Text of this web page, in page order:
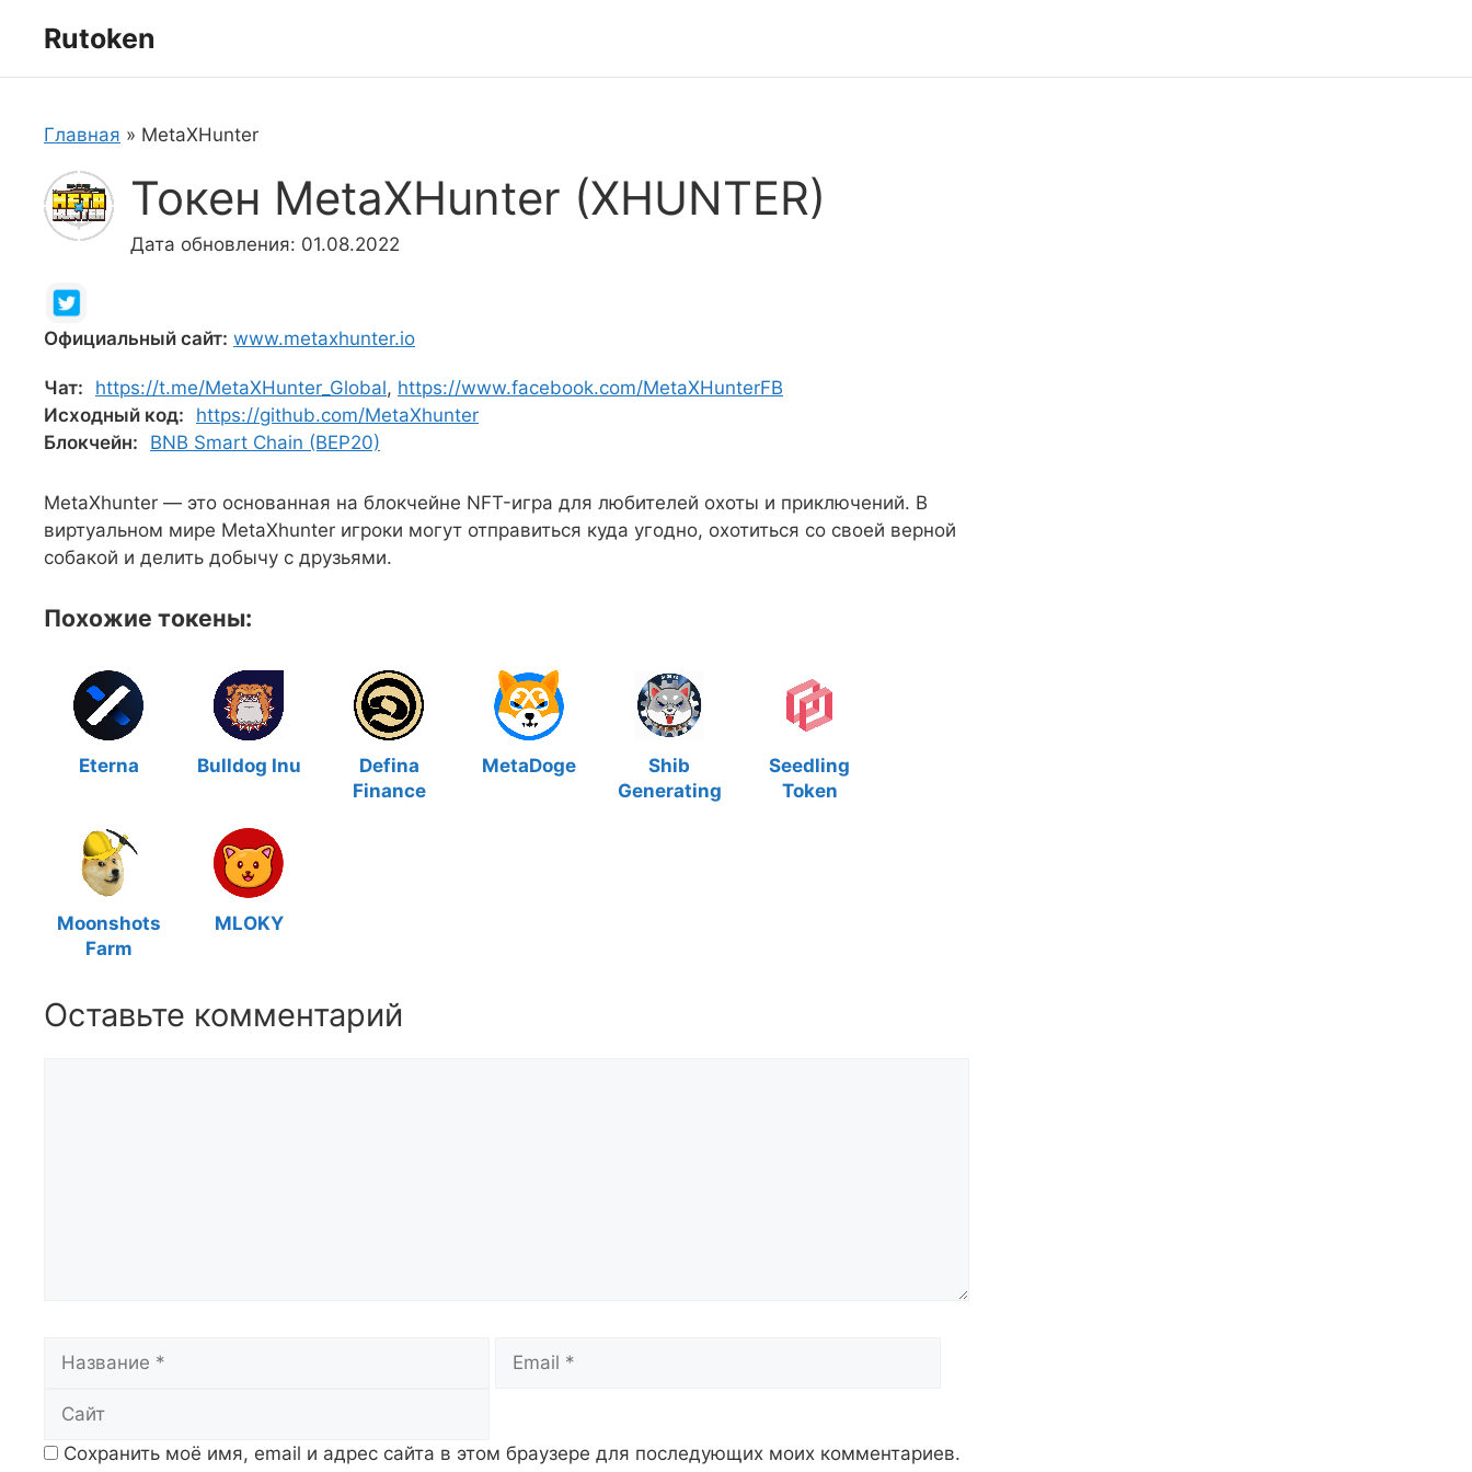
Rutoken
Главная » MetaXHunter
Токен MetaXHunter (XHUNTER)
Дата обновления: 01.08.2022
Официальный сайт: www.metaxhunter.io
Чат: https://t.me/MetaXHunter_Global, https://www.facebook.com/MetaXHunterFB
Исходный код:
https://github.com/MetaXhunter
Блокчейн:
BNB Smart Chain (BEP20)
MetaXhunter — это основанная на блокчейне NFT-игра для любителей охоты и приключений. В
виртуальном мире MetaXhunter игроки могут отправиться куда угодно, охотиться со своей верной
собакой и делить добычу с друзьями.
Похожие токены:
Eterna Bulldog Inu
Defina
Finance
MetaDoge
Shib
Generating
Seedling
Token
Moonshots
Farm
MLOKY
Оставьте комментарий
Сохранить моё имя, email и адрес сайта в этом браузере для последующих моих комментариев.